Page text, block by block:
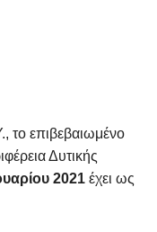
το επιβεβαιωμένο
Δυτικής
2021έχει ως